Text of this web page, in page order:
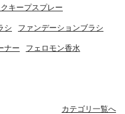
クキープスプレー
シ ファンデーションブラシ
ナー フェロモン香水
カテゴリ一覧へ